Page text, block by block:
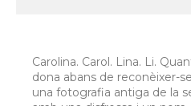
Carolina. Carol. Lina. Li.
dona abans de reconèixer-
una fotografia antiga de la